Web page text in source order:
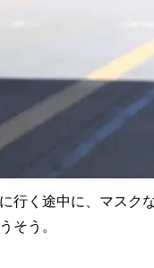
行く途中に、マスク
そう。